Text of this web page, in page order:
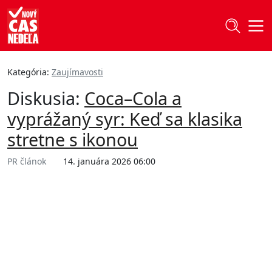
Kategória: Zaujímavosti
Diskusia: Coca–Cola a
vyprážaný syr: Keď sa klasika
stretne s ikonou
PR článok 14. januára 2026 06:00